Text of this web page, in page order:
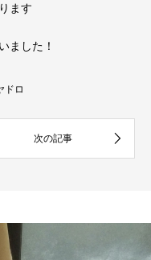
ます
ました！
ドロ